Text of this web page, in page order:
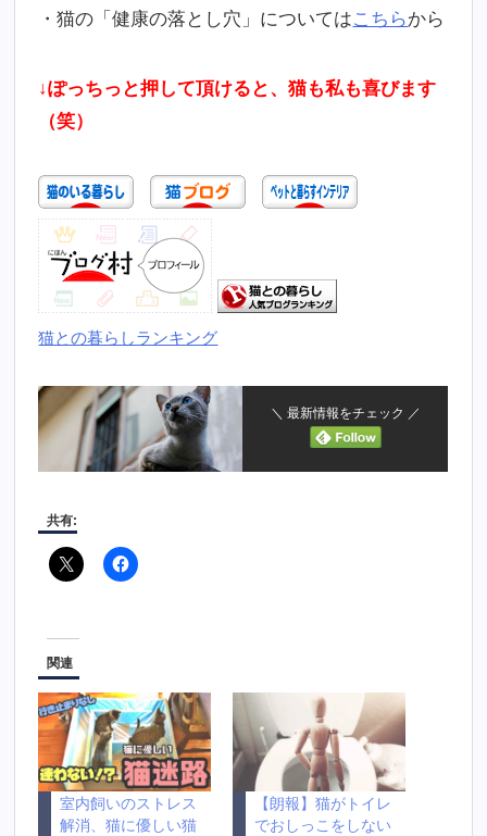
・猫の「健康の落とし穴」についてはこちらから
↓ぽっちっと押して頂けると、猫も私も喜びます
（笑）
猫との暮らしランキング
＼ 最新情報をチェック ／
共有:
関連
室内飼いのストレス
解消、猫に優しい猫
【朗報】猫がトイレ
でおしっこをしない